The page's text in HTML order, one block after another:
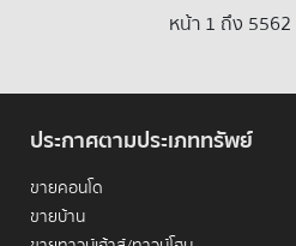
หน้า 1 ถึง 5562
ประกาศตามประเภททรัพย์
ขายคอนโด
ขายบ้าน